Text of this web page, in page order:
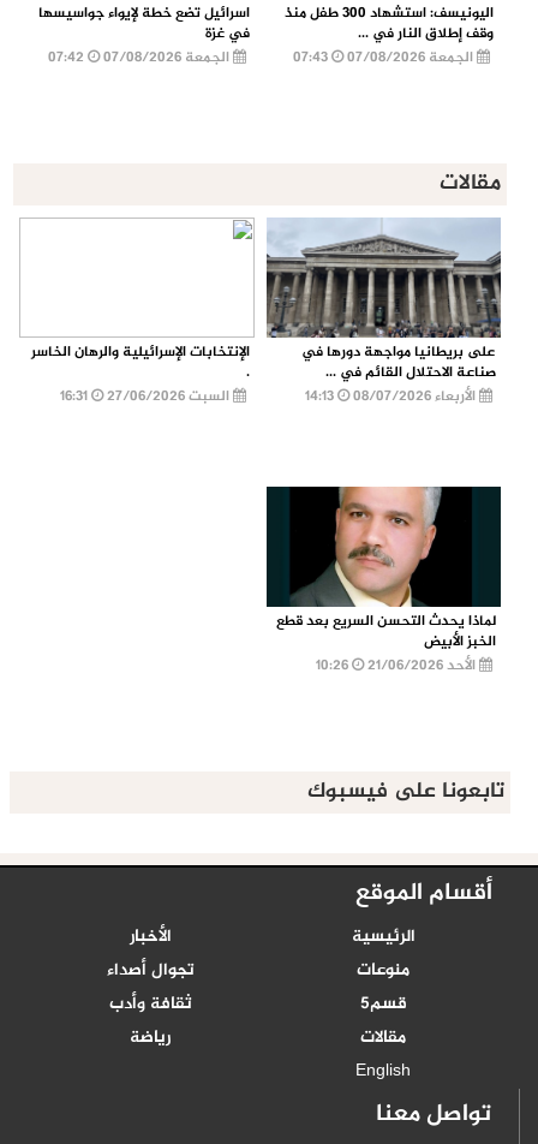
اليونيسف: استشهاد 300 طفل منذ
وقف إطلاق النار في ...
الجمعة 07/08/2026
اسرائيل تضع خطة لإيواء جواسيسها
في غزة
الجمعة 07/08/2026
مقالات
على بريطانيا مواجهة دورها في
صناعة الاحتلال القائم في ...
الأربعاء 08/07/2026
الإنتخابات الإسرائيلية والرهان الخاسر
.
السبت 27/06/2026
16:31
لماذا يحدث التحسن السريع بعد قطع
الخبز الأبيض
الأحد 21/06/2026
تابعونا على فيسبوك
أقسام الموقع
الرئيسية
الأخبار
منوعات
تجوال أصداء
قسم5
ثقافة وأدب
مقالات
رياضة
English
تواصل معنا